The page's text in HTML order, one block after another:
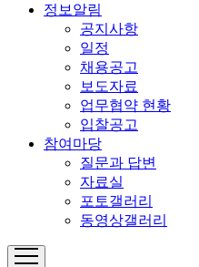
정보알림
공지사항
일정
채용공고
보도자료
업무협약 현황
입찰공고
참여마당
질문과 답변
자료실
포토갤러리
동영상갤러리